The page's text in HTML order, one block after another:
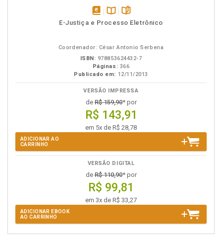
disponívelDisponível
páginas
E-Justiça e Processo Eletrônico
Coordenador: César Antonio Serbena
ISBN: 978853624432-7
Páginas: 366
Publicado em: 12/11/2013
VERSÃO IMPRESSA
deR$ 159,90* por
R$ 143,91
em 5x de R$ 28,78
ADICIONAR AO
CARRINHO
VERSÃO DIGITAL
deR$ 110,90* por
R$ 99,81
em 3x de R$ 33,27
ADICIONAR EBOOK
AO CARRINHO